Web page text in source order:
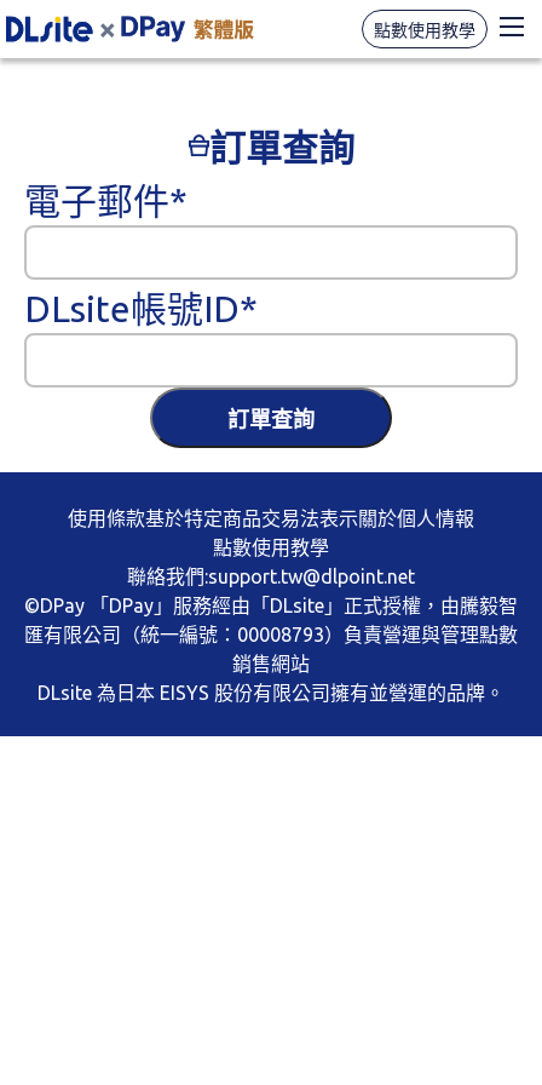
點數使用教學
訂單查詢
電子郵件*
DLsite帳號ID*
訂單查詢
使用條款基於特定商品交易法表示關於個人情報
點數使用教學
聯絡我們:support.tw@dlpoint.net
©DPay 「DPay」服務經由「DLsite」正式授權，由騰毅智
匯有限公司（統一編號：00008793）負責營運與管理點數
銷售網站
DLsite 為日本 EISYS 股份有限公司擁有並營運的品牌。